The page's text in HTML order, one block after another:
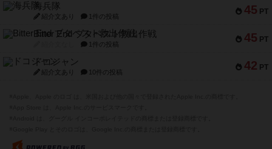
45 PT
海兵隊
紹介文あり 1件の投稿
45 PT
Bitter End ブタペスト救出作戦
1件の投稿
42 PT
ドコジャン
紹介文あり 10件の投稿